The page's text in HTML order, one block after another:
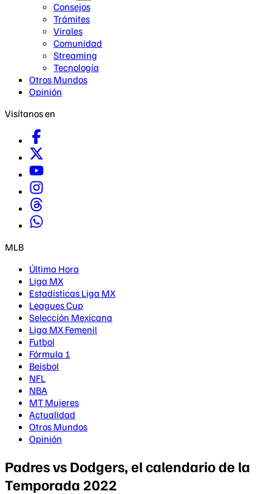
Consejos
Trámites
Virales
Comunidad
Streaming
Tecnología
Otros Mundos
Opinión
Visítanos en
MLB
Última Hora
Liga MX
Estadísticas Liga MX
Leagues Cup
Selección Mexicana
Liga MX Femenil
Futbol
Fórmula 1
Beisbol
NFL
NBA
MT Mujeres
Actualidad
Otros Mundos
Opinión
Padres vs Dodgers, el calendario de la
Temporada 2022